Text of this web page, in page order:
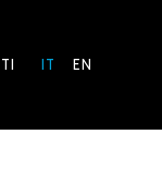
IT EN